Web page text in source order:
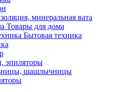
минеральная вата
Товары для дома
Бытовая техника
эпиляторы
шашлычницы